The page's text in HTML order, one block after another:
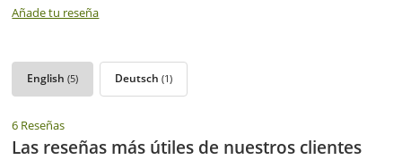
Añade tu reseña
English(5) Deutsch(1)
6 Reseñas
Las reseñas más útiles de nuestros clientes